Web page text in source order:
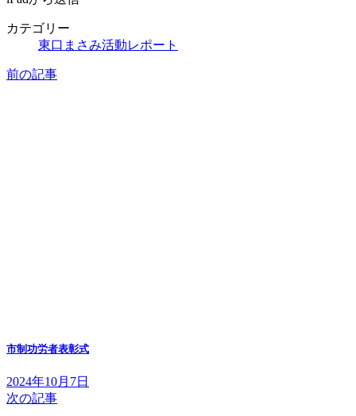
カテゴリー
東口まさみ活動レポート
前の記事
市制功労者表彰式
2024年10月7日
次の記事